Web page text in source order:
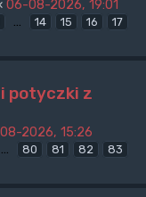
06-08-2026, 19:01
… 14 15 16 17
potyczki z
2026, 15:26
… 80 81 82 83